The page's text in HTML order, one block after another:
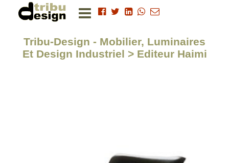
Tribu-Design - Mobilier, Luminaires
Et Design Industriel > Editeur Haimi